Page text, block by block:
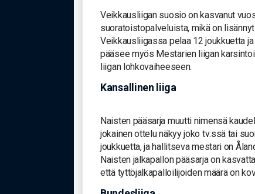
Veikkausliigan suosio on kasvanut
suoratoistopalveluista, mikä on
Veikkausliigassa pelaa 12 joukkuetta
pääsee myös Mestarien liigan
liigan lohkovaiheeseen.
Kansallinen liiga
Naisten pääsarja muutti nimensä
jokainen ottelu näkyy joko tv:ssä tai
joukkuetta, ja hallitseva mestari on
Naisten jalkapallon pääsarja on
että tyttöjalkapalloilijoiden määrä on